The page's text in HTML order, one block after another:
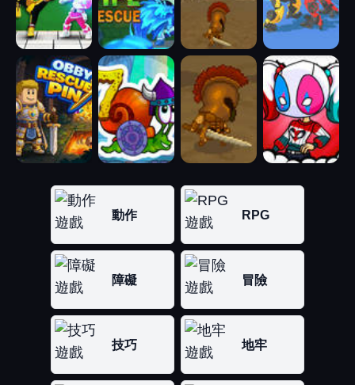
動作 RPG
障礙 冒險
技巧 地牢